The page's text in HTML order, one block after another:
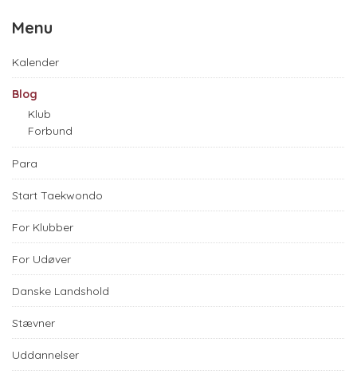
Menu
Kalender
Blog
Klub
Forbund
Para
Start Taekwondo
For Klubber
For Udøver
Danske Landshold
Stævner
Uddannelser